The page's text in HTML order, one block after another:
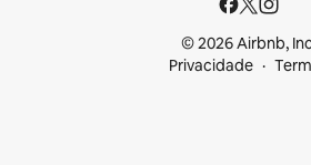
© 2026 Airbnb,
Privacidade